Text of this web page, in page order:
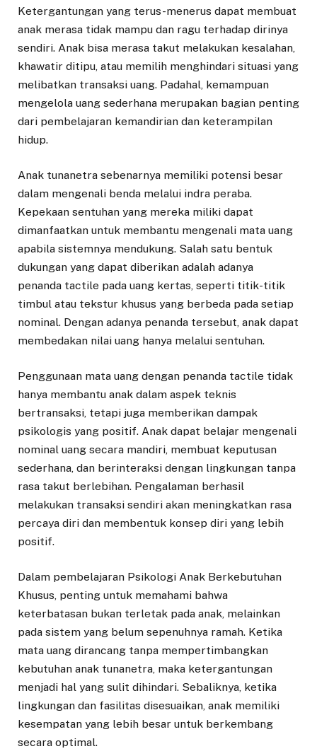
Ketergantungan yang terus-menerus dapat membuat
anak merasa tidak mampu dan ragu terhadap dirinya
sendiri. Anak bisa merasa takut melakukan kesalahan,
khawatir ditipu, atau memilih menghindari situasi yang
melibatkan transaksi uang. Padahal, kemampuan
mengelola uang sederhana merupakan bagian penting
dari pembelajaran kemandirian dan keterampilan
hidup.
Anak tunanetra sebenarnya memiliki potensi besar
dalam mengenali benda melalui indra peraba.
Kepekaan sentuhan yang mereka miliki dapat
dimanfaatkan untuk membantu mengenali mata uang
apabila sistemnya mendukung. Salah satu bentuk
dukungan yang dapat diberikan adalah adanya
penanda tactile pada uang kertas, seperti titik-titik
timbul atau tekstur khusus yang berbeda pada setiap
nominal. Dengan adanya penanda tersebut, anak dapat
membedakan nilai uang hanya melalui sentuhan.
Penggunaan mata uang dengan penanda tactile tidak
hanya membantu anak dalam aspek teknis
bertransaksi, tetapi juga memberikan dampak
psikologis yang positif. Anak dapat belajar mengenali
nominal uang secara mandiri, membuat keputusan
sederhana, dan berinteraksi dengan lingkungan tanpa
rasa takut berlebihan. Pengalaman berhasil
melakukan transaksi sendiri akan meningkatkan rasa
percaya diri dan membentuk konsep diri yang lebih
positif.
Dalam pembelajaran Psikologi Anak Berkebutuhan
Khusus, penting untuk memahami bahwa
keterbatasan bukan terletak pada anak, melainkan
pada sistem yang belum sepenuhnya ramah. Ketika
mata uang dirancang tanpa mempertimbangkan
kebutuhan anak tunanetra, maka ketergantungan
menjadi hal yang sulit dihindari. Sebaliknya, ketika
lingkungan dan fasilitas disesuaikan, anak memiliki
kesempatan yang lebih besar untuk berkembang
secara optimal.